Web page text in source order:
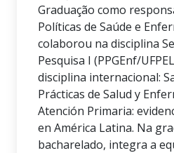
Graduação como
Políticas de Saúde e
colaborou na disciplina
Pesquisa I (PPGEnf/
disciplina internacional:
Prácticas de Salud y
Atención Primaria:
en América Latina. Na
bacharelado, integra a